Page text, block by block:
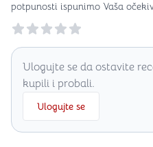
potpunosti ispunimo Vaša
Reviews
Ulogujte se da ostavite
kupili i probali.
Ulogujte se